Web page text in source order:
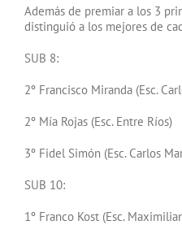
Además de premiar a los 3
distinguió a los mejores de
SUB 8:
2º Francisco Miranda (Esc.
2º Mía Rojas (Esc. Entre Ríos)
3º Fidel Simón (Esc. Carlos
SUB 10:
1º Franco Kost (Esc.